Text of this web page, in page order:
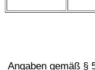
Angaben gemäß §